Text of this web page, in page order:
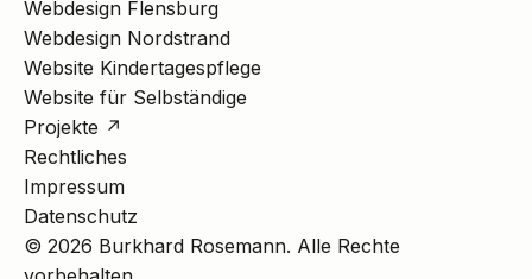
Webdesign Flensburg
Webdesign Nordstrand
Website Kindertagespflege
Website für Selbständige
Projekte ↗
Rechtliches
Impressum
Datenschutz
© 2026 Burkhard Rosemann. Alle Rechte